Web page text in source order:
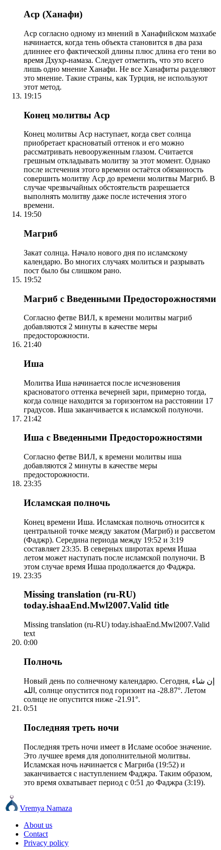
Аср (Ханафи)
Аср согласно одному из мнений в Ханафийском мазхабе
начинается, когда тень объекта становится в два раза
длиннее его фактической длины плюс длина его тени во
время Дхухр-намаза. Следует отметить, что это всего
лишь одно мнение Ханафи. Не все Ханафиты разделяют
это мнение. Такие страны, как Турция, не используют
этот метод.
19:15
Конец молитвы Аср
Конец молитвы Аср наступает, когда свет солнца
приобретает красноватый оттенок и его можно
рассматривать невооруженным глазом. Считается
грешным откладывать молитву за этот момент. Однако
после истечения этого времени остаётся обязанность
совершить молитву Аср до времени молитвы Магриб. В
случае чрезвычайных обстоятельств разрешается
выполнять молитву даже после истечения этого
времени.
19:50
Магриб
Закат солнца. Начало нового дня по исламскому
календарю. Во многих случаях молиться и разрывать
пост было бы слишком рано.
19:52
Магриб с Введенными Предосторожностями
Согласно фетве ВИЛ, к времени молитвы магриб
добавляются 2 минуты в качестве меры
предосторожности.
21:40
Иша
Молитва Иша начинается после исчезновения
красноватого оттенка вечерней зари, примерно тогда,
когда солнце находится за горизонтом на расстоянии 17
градусов. Иша заканчивается к исламской полуночи.
21:42
Иша с Введенными Предосторожностями
Согласно фетве ВИЛ, к времени молитвы иша
добавляются 2 минуты в качестве меры
предосторожности.
23:35
Исламская полночь
Конец времени Иша. Исламская полночь относится к
центральной точке между закатом (Магриб) и рассветом
(Фаджр). Середина периода между 19:52 и 3:19
составляет 23:35. В северных широтах время Ишаа
летом может наступать после исламской полуночи. В
этом случае время Ишаа продолжается до Фаджра.
23:35
Missing translation (ru-RU)
today.ishaaEnd.Mwl2007.Valid title
Missing translation (ru-RU) today.ishaaEnd.Mwl2007.Valid
text
0:00
Полночь
Новый день по солнечному календарю. Сегодня, إن شاء
الله, солнце опустится под горизонт на -28.87°. Летом
солнце не опустится ниже -21.91°.
0:51
Последняя треть ночи
Последняя треть ночи имеет в Исламе особое значение.
Это лучшее время для дополнительной молитвы.
Исламская ночь начинается с Магриба (19:52) и
заканчивается с наступлением Фаджра. Таким образом,
это время охватывает период с 0:51 до Фаджра (3:19).
Vremya Namaza
About us
Contact
Privacy policy